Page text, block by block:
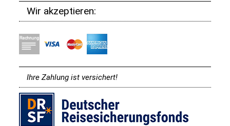
Wir akzeptieren:
Ihre Zahlung ist versichert!